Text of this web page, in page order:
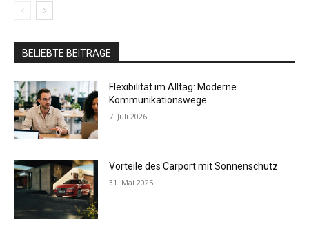
BELIEBTE BEITRÄGE
Flexibilität im Alltag: Moderne
Kommunikationswege
7. Juli 2026
Vorteile des Carport mit Sonnenschutz
31. Mai 2025